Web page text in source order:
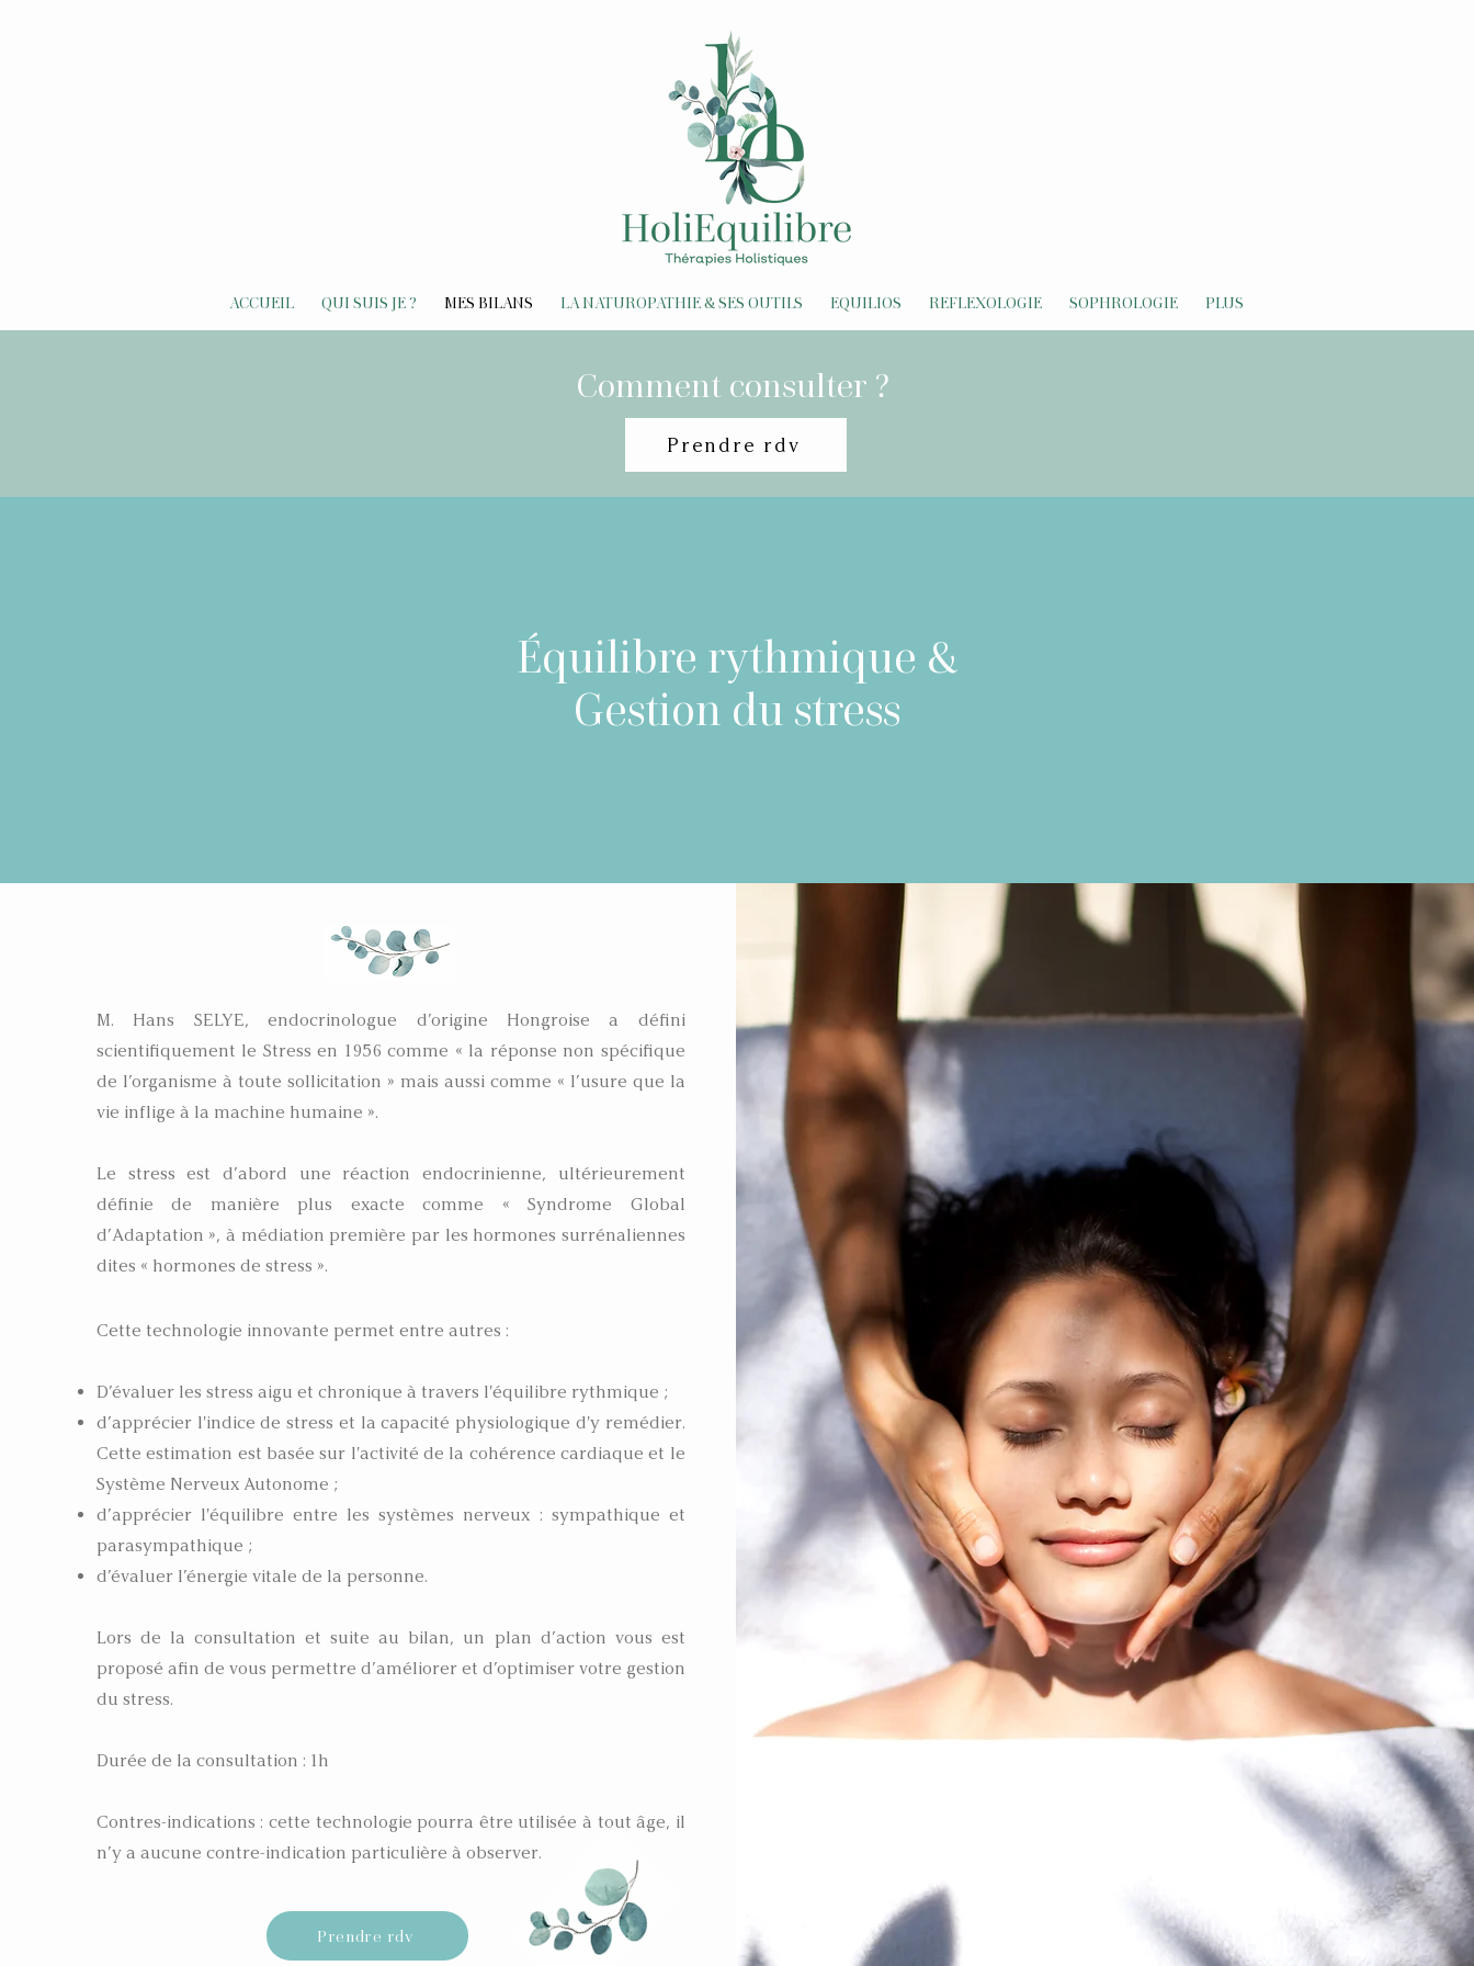
ACCUEIL QUI SUIS JE ? MES BILANS LA NATUROPATHIE & SES OUTILS EQUILIOS REFLEXOLOGIE SOPHROLOGIE PLUS
Comment consulter ?
Prendre rdv
Équilibre rythmique &
Gestion du stress
M. Hans SELYE, endocrinologue d’origine Hongroise a défini
scientifiquement le Stress en 1956 comme « la réponse non spécifique
de l’organisme à toute sollicitation » mais aussi comme « l’usure que la
vie inflige à la machine humaine ».
Le stress est d’abord une réaction endocrinienne, ultérieurement
définie de manière plus exacte comme « Syndrome Global
d’Adaptation », à médiation première par les hormones surrénaliennes
dites « hormones de stress ».
Cette technologie innovante permet entre autres :
D’évaluer les stress aigu et chronique à travers l'équilibre rythmique ;
d’apprécier l'indice de stress et la capacité physiologique d'y remédier.
Cette estimation est basée sur l'activité de la cohérence cardiaque et le
Système Nerveux Autonome ;
d’apprécier l'équilibre entre les systèmes nerveux : sympathique et
parasympathique ;
d’évaluer l’énergie vitale de la personne.
Lors de la consultation et suite au bilan, un plan d’action vous est
proposé afin de vous permettre d’améliorer et d’optimiser votre gestion
du stress.
Durée de la consultation : 1h
Contres-indications : cette technologie pourra être utilisée à tout âge, il
n’y a aucune contre-indication particulière à observer.
Prendre rdv